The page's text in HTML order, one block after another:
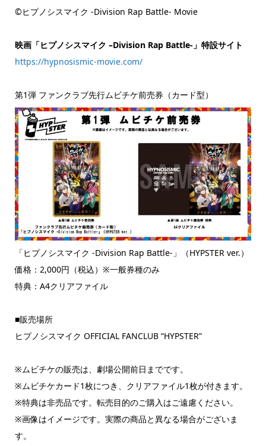
©ヒプノシスマイク -Division Rap Battle- Movie
映画「ヒプノシスマイク –Division Rap Battle-」特設サイト
https://hypnosismic-movie.com/
第1弾 ファンクラブ先行ムビチケ前売券（カード型）
「ヒプノシスマイク -Division Rap Battle-」（HYPSTER ver.）
価格：2,000円（税込）※一般券種のみ
特典：A4クリアファイル
■販売場所
ヒプノシスマイク OFFICIAL FANCLUB “HYPSTER”
※ムビチケの販売は、劇場公開前日までです。
※ムビチケカード1枚につき、クリアファイル1枚が付きます。
※特典は非売品です。転売目的のご購入はご遠慮ください。
※画像はイメージです。実際の商品と異なる場合がございま
す。